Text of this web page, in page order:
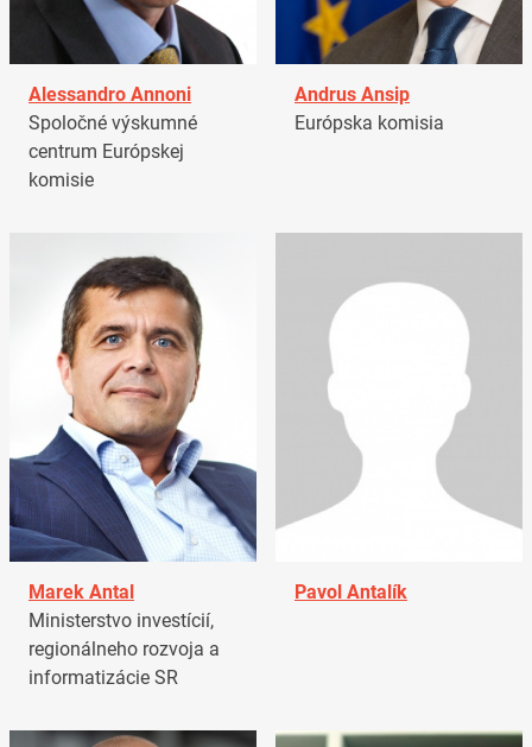
Alessandro Annoni
Spoločné výskumné
centrum Európskej
komisie
Andrus Ansip
Európska komisia
Marek Antal
Ministerstvo investícií,
regionálneho rozvoja a
informatizácie SR
Pavol Antalík